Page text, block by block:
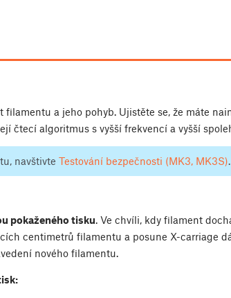
a jeho pohyb. Ujistěte se, že máte
čtecí algoritmus s vyšší frekvencí a vyšší
navštivte Testování bezpečnosti (MK3, MK3S).
pokaženého tisku. Ve chvíli, kdy filament
centimetrů filamentu a posune X-carriage
nového filamentu.